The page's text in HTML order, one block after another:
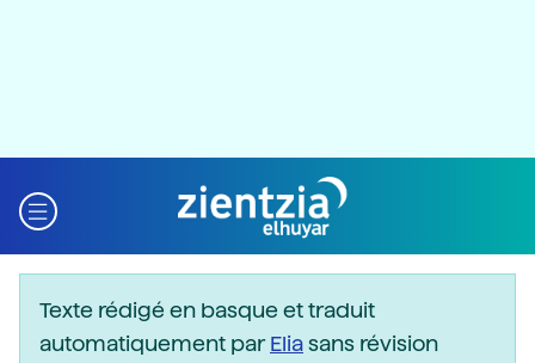
Texte rédigé en basque et traduit
automatiquement parEliasans révision